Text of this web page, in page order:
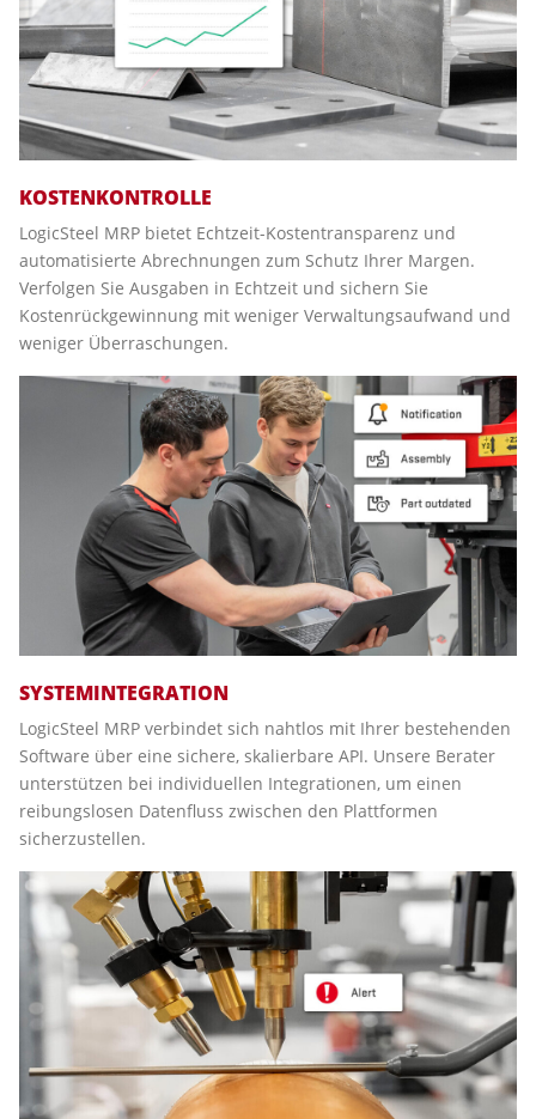
KOSTENKONTROLLE
LogicSteel MRP bietet Echtzeit-Kostentransparenz und
automatisierte Abrechnungen zum Schutz Ihrer Margen.
Verfolgen Sie Ausgaben in Echtzeit und sichern Sie
Kostenrückgewinnung mit weniger Verwaltungsaufwand und
weniger Überraschungen.
SYSTEMINTEGRATION
LogicSteel MRP verbindet sich nahtlos mit Ihrer bestehenden
Software über eine sichere, skalierbare API. Unsere Berater
unterstützen bei individuellen Integrationen, um einen
reibungslosen Datenfluss zwischen den Plattformen
sicherzustellen.